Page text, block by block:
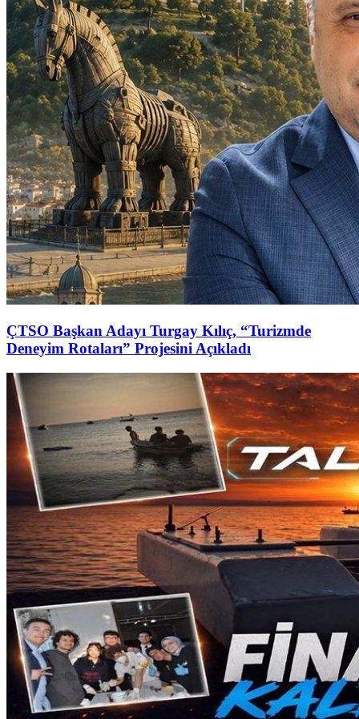
ÇTSO Başkan Adayı Turgay Kılıç, “Turizmde
Deneyim Rotaları” Projesini Açıkladı